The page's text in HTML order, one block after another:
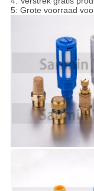
5: Grote voorraad